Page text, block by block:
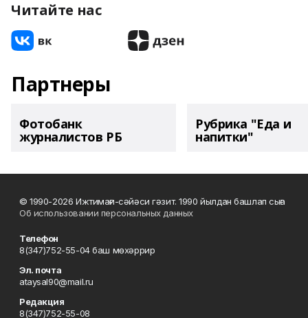
Читайте нас
Партнеры
Фотобанк
журналистов РБ
Рубрика "Еда и
напитки"
© 1990-2026 Ижтимағи-сәйәси гәзит. 1990 йылдан башлап сыға
Об использовании персональных данных
Телефон
8(347)752-55-04 баш мөхәррир
Эл. почта
ataysal90@mail.ru
Редакция
8(347)752-55-08